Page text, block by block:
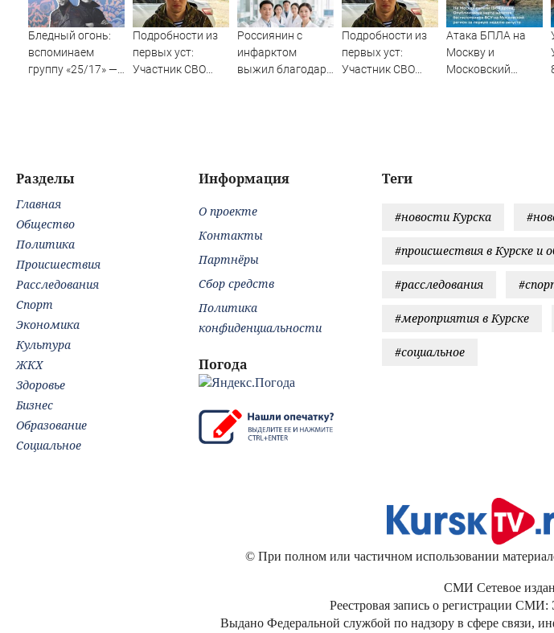
Бледный огонь:
вспоминаем
группу «25/17» —
Подробности из
первых уст:
Участник СВО
Россиянин с
инфарктом
выжил благодаря
Подробности из
первых уст:
Участник СВО
Атака БПЛА на
Москву и
Московский
ВСУ
Теги
#новости Курска
#происшествия в Курске и
#расследования
#мероприятия в Курске
#социальное
Разделы
Главная
Общество
Политика
Происшествия
Расследования
Спорт
Экономика
Культура
ЖКХ
Здоровье
Бизнес
Образование
Социальное
Информация
О проекте
Контакты
Партнёры
Сбор средств
Политика
конфиденциальности
Погода
© При полном или частичном использовании
СМИ Сетевое
Реестровая запись о регистрации
Выдано Федеральной службой по надзору в сфере связи,